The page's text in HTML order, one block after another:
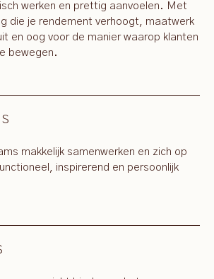
werken en prettig aanvoelen. Met
die je rendement verhoogt, maatwerk
en oog voor de manier waarop klanten
bewegen.
makkelijk samenwerken en zich op
inspirerend en persoonlijk